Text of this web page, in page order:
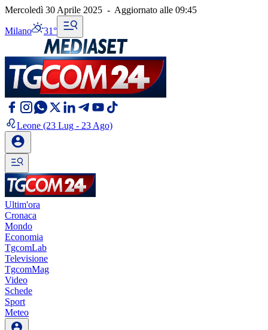
Mercoledì 30 Aprile 2025 - Aggiornato alle 09:45
Milano 31°
Leone (23 Lug - 23 Ago)
Ultim'ora
Cronaca
Mondo
Economia
TgcomLab
Televisione
TgcomMag
Video
Schede
Sport
Meteo